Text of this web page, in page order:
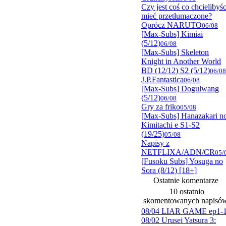
Czy jest coś co
mieć przetłumaczone?
Oprócz NARUTO06/08
[Max-Subs] Kimiai
(5/12)06/08
[Max-Subs] Skeleton
Knight in Another World
BD (12/12) S2 (5/12)06/08
J.P.Fantastica06/08
[Max-Subs] Dogulwang
(5/12)06/08
Gry za friko05/08
[Max-Subs] Hanazakari
Kimitachi e S1-S2
(19/25)05/08
Napisy z
NETFLIXA/ADN/CR05/
[Fusoku Subs] Yosuga no
Sora (8/12) [18+]
Ostatnie komentarze
10 ostatnio
skomentowanych
08/04 LIAR GAME ep1-
08/02 Urusei Yatsura 3: